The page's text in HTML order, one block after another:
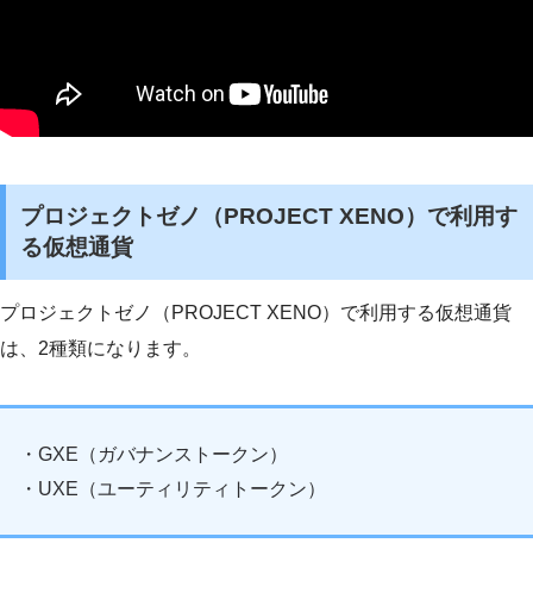
プロジェクトゼノ（PROJECT XENO）で利用す
る仮想通貨
プロジェクトゼノ（PROJECT XENO）で利用する仮想通貨
は、2種類になります。
・GXE（ガバナンストークン）
・UXE（ユーティリティトークン）